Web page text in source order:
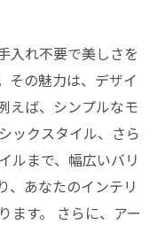
入れ不要で美しさを
その魅力は、デザイ
えば、シンプルなモ
ックスタイル、さら
ルまで、幅広いバリ
、あなたのインテリ
ます。 さらに、アー